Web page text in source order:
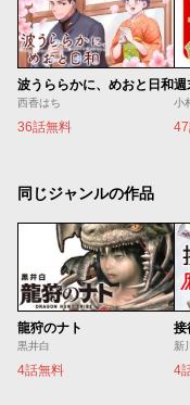
波うららかに、めおと日和
西香はち
36話無料
週
小
同じジャンルの作品
龍狩のナト
黒井白
4話無料
接
新
4